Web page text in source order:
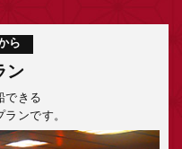
ら
ン
できる
ンです。